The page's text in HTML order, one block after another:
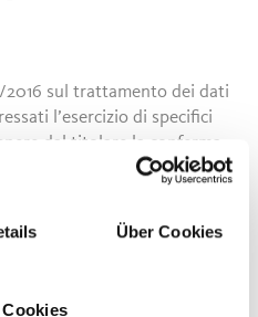
Über Cookies
2016 sul trattamento dei dati
l’esercizio di specifici
dal titolare la conferma
dati personali che lo
di conoscere l’origine dei
nonché la logica
con l’ausilio di